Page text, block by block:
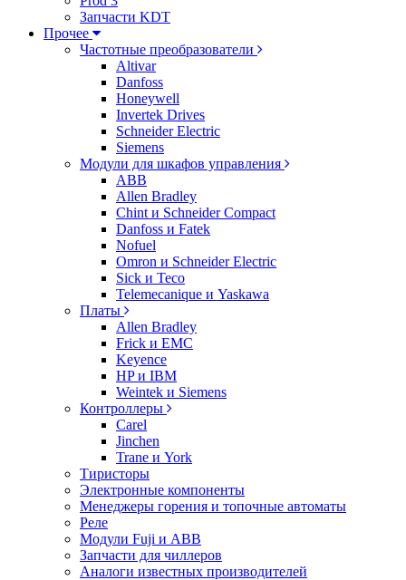
Запчасти KDT
Прочее
Частотные преобразователи
Altivar
Danfoss
Honeywell
Invertek Drives
Schneider Electric
Siemens
Модули для шкафов управления
ABB
Allen Bradley
Chint и Schneider Compact
Danfoss и Fatek
Nofuel
Omron и Schneider Electric
Sick и Teco
Telemecanique и Yaskawa
Платы
Allen Bradley
Frick и EMC
Keyence
HP и IBM
Weintek и Siemens
Контроллеры
Carel
Jinchen
Trane и York
Тиристоры
Электронные компоненты
Менеджеры горения и топочные автоматы
Реле
Модули Fuji и ABB
Запчасти для чиллеров
Аналоги известных производителей